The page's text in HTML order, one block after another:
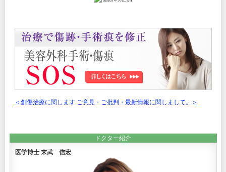
＜創傷治療に関します ご意見・ご批判・最新情報に関しまして。＞
ドクター紹介
医学博士 末武 信宏